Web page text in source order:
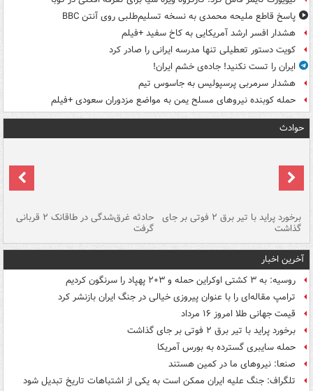
پاسخ قاطع ملیحه محمدی به نسخه تسلیم‌طلبی روی آنتن BBC
هشدار افسر ارشد آمریکایی به کاخ سفید +فیلم
کویت دستور تعطیلی تنها مدرسه ایرانی را صادر کرد
ایران را تست نکنید! جاده‌ی خشم ایران!
هشدار سرمربی پرسپولیس به جاسوس تیم
حمله کوبنده نیروهای مسلح یمن به مواضع مزدوران سعودی +فیلم
حوادث
برخورد پراید با تیر برق ۲ فوتی بر جای
گذاشت
حادثه غرق‌شدگی در طاقانک ۲ قربانی
گرفت
آخرین اخبار
روسیه: به ۳ کشتی اوکراین حمله و ۲۰۳ پهپاد را سرنگون کردیم
ترامپ مقاله‌ای را با عنوان پیروزی خیالی در جنگ ایران بازنشر کرد
قیمت جهانی طلا امروز ۱۶ مرداد
برخورد پراید با تیر برق ۲ فوتی بر جای گذاشت
حمله سایبری گسترده به بورس آمریکا
صنعا: نیروهای ما در کمین‌ هستند
تلگراف: جنگ علیه ایران ممکن است به یکی از اشتباهات تاریخ تبدیل شود